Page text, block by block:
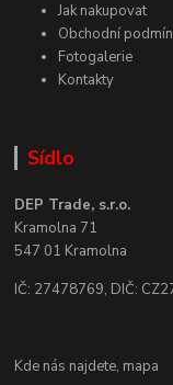
Jak nakupovat
Obchodní
Fotogalerie
Kontakty
Sídlo
DEP Trade, s.r.o.
Kramolna 71
547 01 Kramolna
IČ: 27478769, DIČ:
Kde nás najdete, mapa